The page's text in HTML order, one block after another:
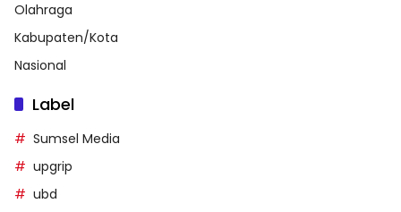
Olahraga
Kabupaten/Kota
Nasional
Label
Sumsel Media
upgrip
ubd